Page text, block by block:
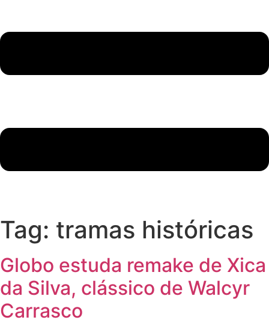
Tag: tramas históricas
Globo estuda remake de Xica
da Silva, clássico de Walcyr
Carrasco